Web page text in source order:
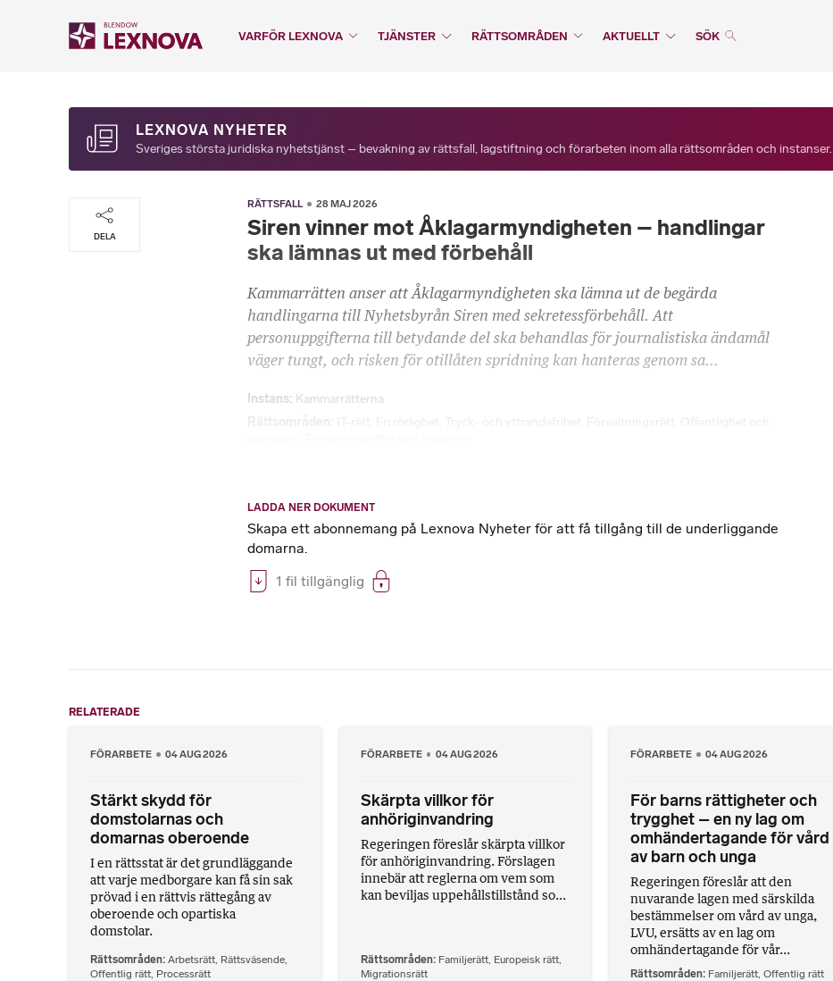
VARFÖR LEXNOVA TJÄNSTER RÄTTSOMRÅDEN AKTUELLT SÖK
LEXNOVA NYHETER
Sveriges största juridiska nyhetstjänst – bevakning av rättsfall, lagstiftning och förarbeten inom alla rättsområden och instanser.
DELA
RÄTTSFALL 28 MAJ 2026
Siren vinner mot Åklagarmyndigheten – handlingar
ska lämnas ut med förbehåll
Kammarrätten anser att Åklagarmyndigheten ska lämna ut de begärda
handlingarna till Nyhetsbyrån Siren med sekretessförbehåll. Att
personuppgifterna till betydande del ska behandlas för journalistiska ändamål
väger tungt, och risken för otillåten spridning kan hanteras genom sa...
Instans Kammarrätterna
LADDA NER DOKUMENT
Skapa ett abonnemang på Lexnova Nyheter för att få tillgång till de underliggande
domarna.
1 fil tillgänglig
RELATERADE
FÖRARBETE 04 AUG 2026
Stärkt skydd för
domstolarnas och
domarnas oberoende
I en rättsstat är det grundläggande
att varje medborgare kan få sin sak
prövad i en rättvis rättegång av
oberoende och opartiska
domstolar.
Rättsområden Arbetsrätt Rättsväsende
Offentlig rätt Processrätt
FÖRARBETE 04 AUG 2026
Skärpta villkor för
anhöriginvandring
Regeringen föreslår skärpta villkor
för anhöriginvandring. Förslagen
innebär att reglerna om vem som
kan beviljas uppehållstillstånd so...
Rättsområden Familjerätt, Europeisk rätt,
Migrationsrätt
FÖRARBETE 04 AUG 2026
För barns rättigheter och
trygghet – en ny lag om
omhändertagande för vård
av barn och unga
Regeringen föreslår att den
nuvarande lagen med särskilda
bestämmelser om vård av unga,
LVU, ersätts av en lag om
omhändertagande för vår...
Rättsområden Familjerätt Offentlig rätt